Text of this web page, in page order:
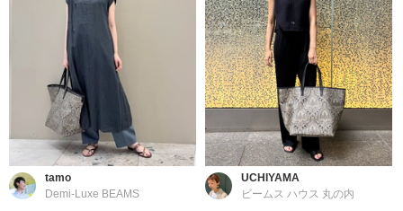
tamo
Demi-Luxe BEAMS
UCHIYAMA
ビームス ハウス 丸の内